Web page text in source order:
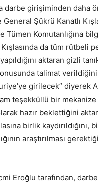
darbe girişiminden daha
Şükrü Kanatlı
Tümen Komutanlığına
da tüm rütbeli
aktaran gizli
talimat
girilecek” diyerek
teşekküllü bir
hazır beklettiğini
birlik kaydırıldığını,
araştırılması
Eroğlu tarafından,